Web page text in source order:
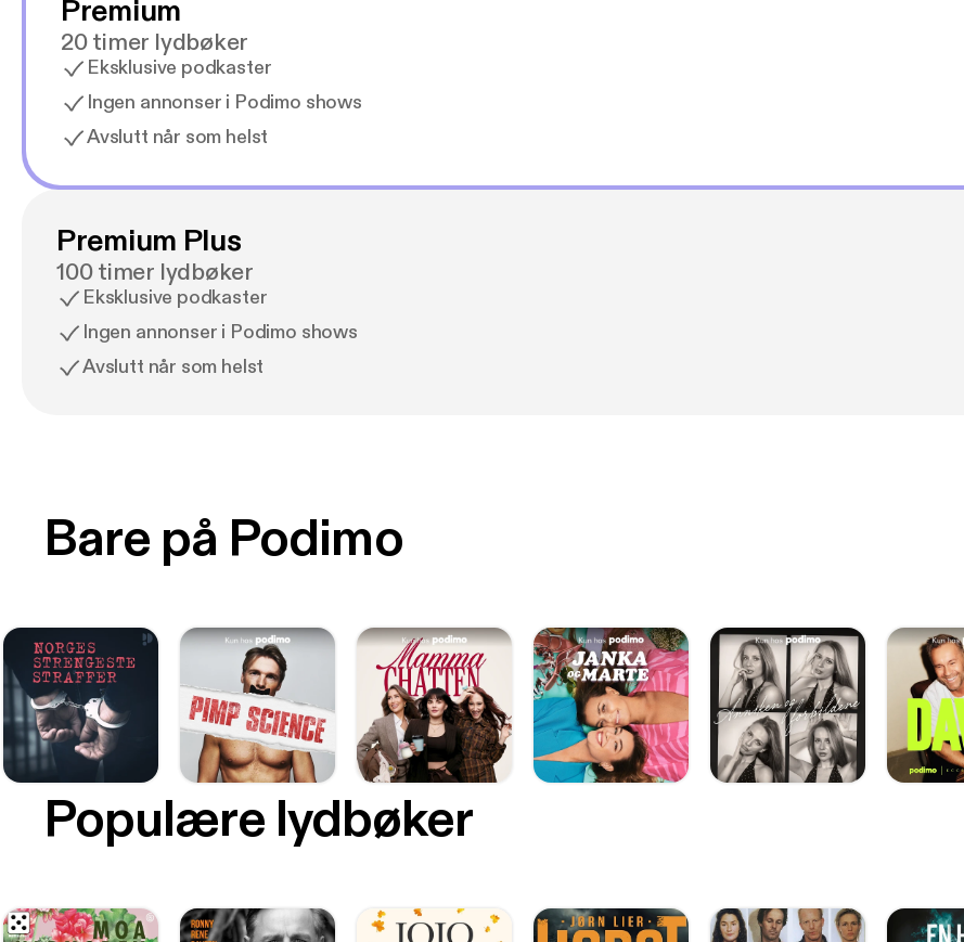
Premium
20 timer lydbøker
Eksklusive podkaster
Ingen annonser i Podimo shows
Avslutt når som helst
Premium Plus
100 timer lydbøker
Eksklusive podkaster
Ingen annonser i Podimo shows
Avslutt når som helst
Bare på Podimo
Populære lydbøker